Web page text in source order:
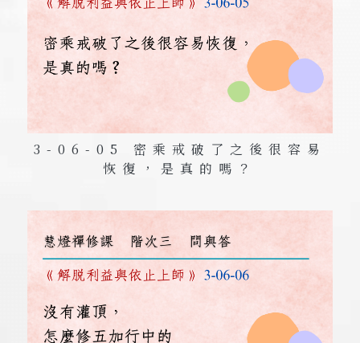
3-06-05 密乘戒破了之後很容易
恢復，是真的嗎？